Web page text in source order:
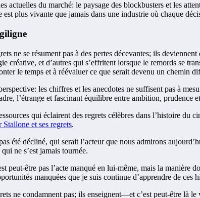
actuelles du marché: le paysage des blockbusters et les
plus vivante que jamais dans une industrie où chaque
ne se résument pas à des pertes décevantes; ils
créative, et d’autres qui s’effritent lorsque le remords se
le temps et à réévaluer ce que serait devenu un chemin
les chiffres et les anecdotes ne suffisent pas à
l’étrange et fascinant équilibre entre ambition, prudence
qui éclairent des regrets célèbres dans l’histoire du
Stallone et ses regrets.
été décliné, qui serait l’acteur que nous admirons
ne s’est jamais tournée.
peut-être pas l’acte manqué en lui-même, mais la manière
manquées que je suis continue d’apprendre de ces
ne condamnent pas; ils enseignent—et c’est peut-être là